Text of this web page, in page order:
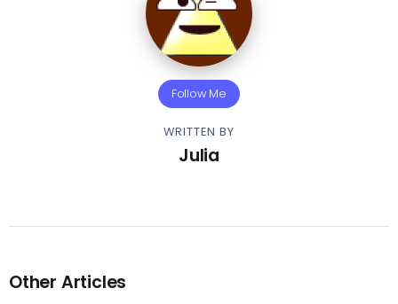
Follow Me
WRITTEN BY
Julia
Other Articles